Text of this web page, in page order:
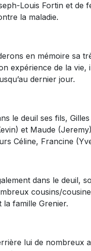
Louis Fortin et de
la maladie.
en mémoire sa
expérience de la vie,
dernier jour.
le deuil ses fils,
et Maude
Céline, Francine
dans le deuil,
cousins/
la famille Grenier.
lui de nombreux